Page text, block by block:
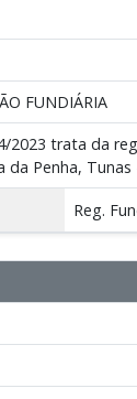
FUNDIÁRIA
2023 trata da
da Penha,
Reg.